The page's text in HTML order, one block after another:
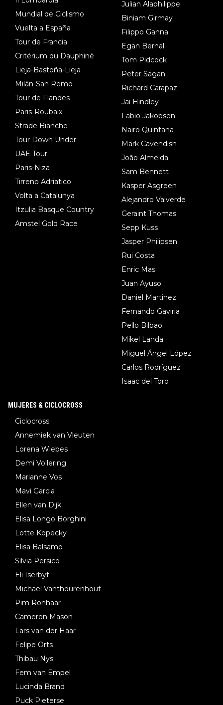
Mundial de Ciclismo
Vuelta a España
Tour de Francia
Critérium du Dauphiné
Lieja-Bastoña-Lieja
Milán-San Remo
Tour de Flandes
Paris-Roubaix
Strade Bianche
Tour Down Under
UAE Tour
Paris-Niza
Tirreno Adriatico
Volta a Catalunya
Itzulia Basque Country
Amstel Gold Race
Julian Alaphilippe
Biniam Girmay
Filippo Ganna
Egan Bernal
Tom Pidcock
Peter Sagan
Richard Carapaz
Jai Hindley
Fabio Jakobsen
Nairo Quintana
Mark Cavendish
João Almeida
Sam Bennett
Kasper Asgreen
Alejandro Valverde
Geraint Thomas
Sepp Kuss
Jasper Philipsen
Rui Costa
Enric Mas
Juan Ayuso
Daniel Martinez
Fernando Gaviria
Pello Bilbao
Mikel Landa
Miguel Ángel López
Carlos Rodríguez
Isaac del Toro
MUJERES & CICLOCROSS
Ciclocross
Annemiek van Vleuten
Lorena Wiebes
Demi Vollering
Marianne Vos
Mavi Garcia
Ellen van Dijk
Elisa Longo Borghini
Lotte Kopecky
Elisa Balsamo
Silvia Persico
Eli Iserbyt
Michael Vanthourenhout
Pim Ronhaar
Cameron Mason
Lars van der Haar
Felipe Orts
Thibau Nys
Fem van Empel
Lucinda Brand
Puck Pieterse